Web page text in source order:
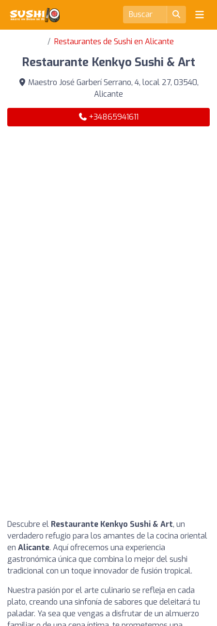
Restaurantes de Sushi en Alicante
Restaurante Kenkyo Sushi & Art
Maestro José Garberí Serrano, 4, local 27, 03540,
Alicante
+34865941611
Descubre el Restaurante Kenkyo Sushi & Art, un
verdadero refugio para los amantes de la cocina oriental
en Alicante. Aquí ofrecemos una experiencia
gastronómica única que combina lo mejor del sushi
tradicional con un toque innovador de fusión tropical.
Nuestra pasión por el arte culinario se refleja en cada
plato, creando una sinfonía de sabores que deleitará tu
paladar. Ya sea que vengas a disfrutar de un almuerzo